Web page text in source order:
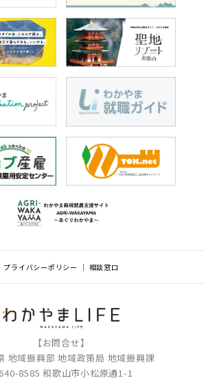
プライバシーポリシー 相談窓口
【お問合せ】
地域振興部 地域政策局 地域振興課
8585 和歌山市小松原通1-1